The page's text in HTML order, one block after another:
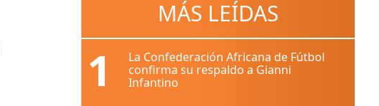
MÁS LEÍDAS
1
La Confederación Africana de Fútbol
confirma su respaldo a Gianni
Infantino